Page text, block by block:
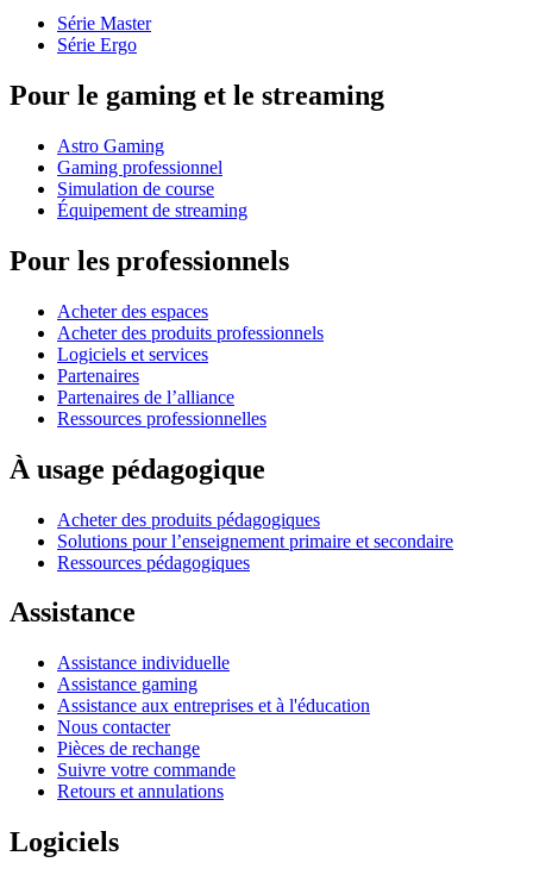
Série Master
Série Ergo
Pour le gaming et le streaming
Astro Gaming
Gaming professionnel
Simulation de course
Équipement de streaming
Pour les professionnels
Acheter des espaces
Acheter des produits professionnels
Logiciels et services
Partenaires
Partenaires de l’alliance
Ressources professionnelles
À usage pédagogique
Acheter des produits pédagogiques
Solutions pour l’enseignement primaire et secondaire
Ressources pédagogiques
Assistance
Assistance individuelle
Assistance gaming
Assistance aux entreprises et à l'éducation
Nous contacter
Pièces de rechange
Suivre votre commande
Retours et annulations
Logiciels